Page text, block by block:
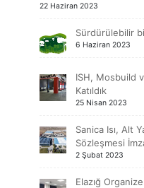
22 Haziran 2023
Sürdürülebilir
6 Haziran 2023
ISH, Mosbuild
Katıldık
25 Nisan 2023
Sanica Isı, Alt
Sözleşmesi
2 Şubat 2023
Elazığ